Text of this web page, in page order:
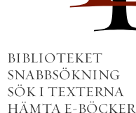
BIBLIOTEKET
SNABBSÖKNING
SÖK I TEXTERNA
HÄMTA E-BÖCKER